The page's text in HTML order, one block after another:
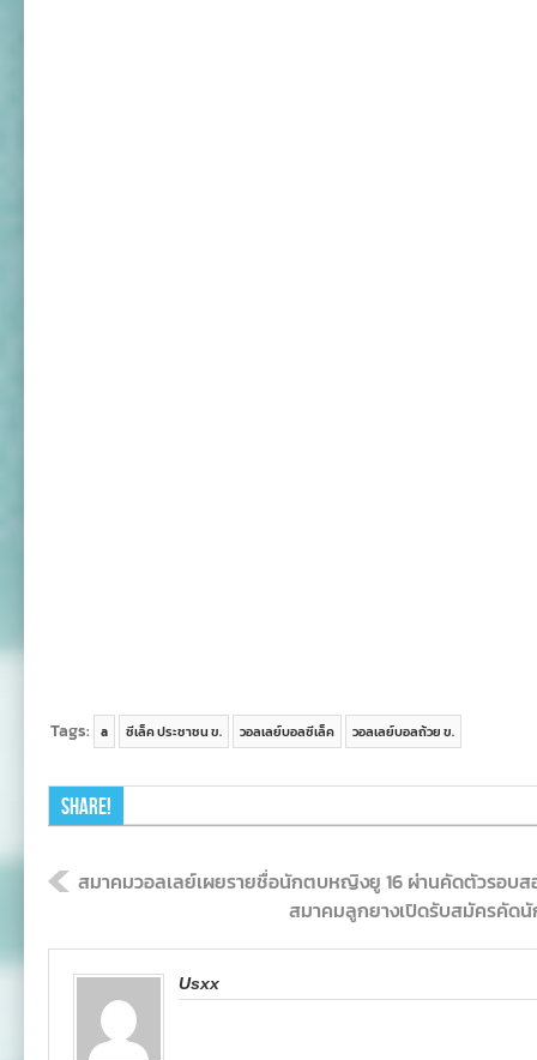
Tags: a ซีเล็ค ประชาชน ข. วอลเลย์บอลซีเล็ค วอลเลย์บอลถ้วย ข.
Share!
สมาคมวอลเลย์เผยรายชื่อนักตบหญิงยู 16 ผ่านคัดตัวรอบส
สมาคมลูกยางเปิดรับสมัครคัด
Usxx